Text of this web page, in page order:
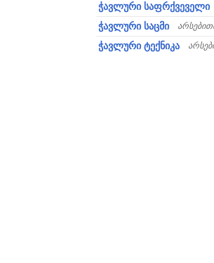
ჭავლური საფრქვეველი
ჭავლური საცმი
ჭავლური ტექნიკა